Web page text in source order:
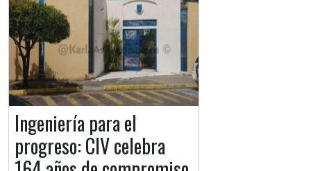
Ingeniería para el
progreso: CIV celebra